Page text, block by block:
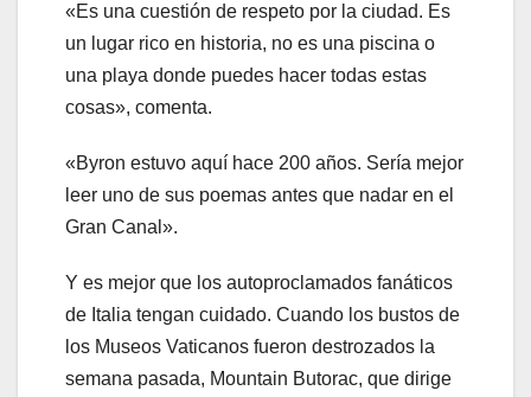
«Es una cuestión de respeto por la ciudad. Es
un lugar rico en historia, no es una piscina o
una playa donde puedes hacer todas estas
cosas», comenta.
«Byron estuvo aquí hace 200 años. Sería mejor
leer uno de sus poemas antes que nadar en el
Gran Canal».
Y es mejor que los autoproclamados fanáticos
de Italia tengan cuidado. Cuando los bustos de
los Museos Vaticanos fueron destrozados la
semana pasada, Mountain Butorac, que dirige